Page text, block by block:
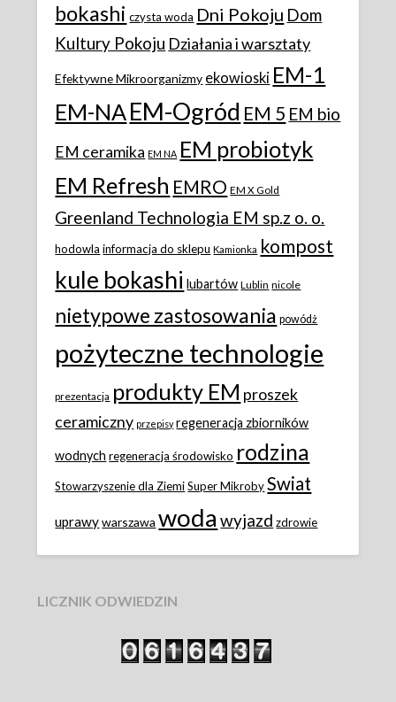
bokashi czysta woda Dni Pokoju Dom
Kultury Pokoju Działania i warsztaty
Efektywne Mikroorganizmy ekowioski EM-1
EM-NAEM-Ogród EM 5 EM bio
EM ceramika EM NA EM probiotyk
EM Refresh EMRO EM X Gold
Greenland Technologia EM sp.z o. o.
hodowla informacja do sklepu Kamionka kompost
kule bokashi lubartów Lublin nicole
nietypowe zastosowania powódż
pożyteczne technologie
prezentacja produkty EM proszek
ceramiczny przepisy regeneracja zbiorników
wodnych regeneracja środowisko rodzina
Stowarzyszenie dla Ziemi Super Mikroby Swiat
uprawy warszawa woda wyjazd zdrowie
LICZNIK ODWIEDZIN